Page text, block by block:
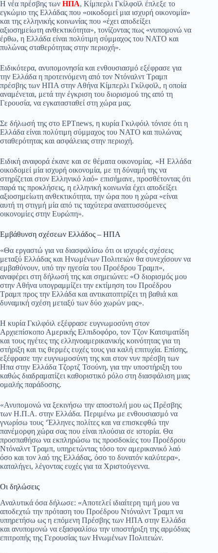
ok A
pp
a
m
ge
α
εί
Η νέα πρέσβης των ΗΠΑ, Κίμπερλι Γκίλφοϊλ έπλεξε το
εγκώμιο της Ελλάδας που «οικοδομεί μια ισχυρή οικονομία»
και της ελληνικής κοινωνίας που «έχει αποδείξει
αξιοσημείωτη ανθεκτικότητα», τονίζοντας πως «νυπομονώ να
έρθω, η Ελλάδα είναι πολύτιμη σύμμαχος του ΝΑΤΟ και
πυλώνας σταθερότητας στην περιοχή».
Ειδικότερα, ανυπομονησία και ενθουσιασμό εξέφρασε για
την Ελλάδα η προτεινόμενη από τον Ντόναλντ Τραμπ
πρέσβης των ΗΠΑ στην Αθήνα Κίμπερλι Γκίλφοϊλ, η οποία
αναμένεται, μετά την έγκριση του διορισμού της από τη
Γερουσία, να εγκατασταθεί στη χώρα μας.
Σε δήλωσή της στο ΕΡΤnews, η κυρία Γκιλφόιλ τόνισε ότι η
Ελλάδα είναι πολύτιμη σύμμαχος του ΝΑΤΟ και πυλώνας
σταθερότητας και ασφάλειας στην περιοχή.
Ειδική αναφορά έκανε και σε θέματα οικονομίας. «Η Ελλάδα
οικοδομεί μία ισχυρή οικονομία, με τη δύναμή της να
στηρίζεται στον Ελληνικό λαό» επισήμανε, προσθέτοντας ότι
παρά τις προκλήσεις, η ελληνική κοινωνία έχει αποδείξει
αξιοσημείωτη ανθεκτικότητα, την ώρα που η χώρα «είναι
αυτή τη στιγμή μία από τις ταχύτερα αναπτυσσόμενες
οικονομίες στην Ευρώπη».
Εμβάθυνση σχέσεων Ελλάδος – ΗΠΑ
«Θα εργαστώ για να διασφαλίσω ότι οι ισχυρές σχέσεις
μεταξύ Ελλάδας και Ηνωμένων Πολιτειών θα συνεχίσουν να
εμβαθύνουν, υπό την ηγεσία του Προέδρου Τραμπ»,
αναφέρει στη δήλωσή της και σημειώνει: «Ο διορισμός μου
στην Αθήνα υπογραμμίζει την εκτίμηση του Προέδρου
Τραμπ προς την Ελλάδα και αντικατοπτρίζει τη βαθιά και
δυναμική σχέση μεταξύ των δύο χωρών μας».
Η κυρία Γκιλφόιλ εξέφρασε ευγνωμοσύνη στον
Αρχιεπίσκοπο Αμερικής Ελπιδοφόρο, τον Τζον Κατσιματίδη
και τους ηγέτες της ελληνοαμερικανικής κοινότητας για τη
στήριξη και τις θερμές ευχές τους για καλή επιτυχία. Επίσης,
εξέφρασε την ευγνωμοσύνη της και στον νυν πρέσβη των
Ηπα στην Ελλάδα Τζορτζ Τσούνη, για την υποστήριξη του
καθώς διαδραματίζει καθοριστικό ρόλο στη διασφάλιση μιας
ομαλής παράδοσης.
«Ανυπομονώ να ξεκινήσω την αποστολή μου ως Πρέσβης
των Η.Π.Α. στην Ελλάδα. Περιμένω με ενθουσιασμό να
γνωρίσω τους ‘Έλληνες πολίτες και να επισκεφθώ την
πανέμορφη χώρα σας που είναι πλούσια σε ιστορία. Θα
προσπαθήσω να εκπληρώσω τις προσδοκίες του Προέδρου
Ντόναλντ Τραμπ, υπηρετώντας τόσο τον αμερικανικό λαό
όσο και τον λαό της Ελλάδας, όσο το δυνατόν καλύτερα»,
καταλήγει, λέγοντας ευχές για τα Χριστούγεννα.
Οι δηλώσεις
Αναλυτικά όσα δήλωσε: «Αποτελεί ιδιαίτερη τιμή μου να
αποδεχτώ την πρόταση του Προέδρου Ντόναλντ Τραμπ να
υπηρετήσω ως η επόμενη Πρέσβης των ΗΠΑ στην Ελλάδα
και ανυπομονώ να εξασφαλίσω την υποστήριξη της αρμόδιας
επιτροπής της Γερουσίας των Ηνωμένων Πολιτειών.